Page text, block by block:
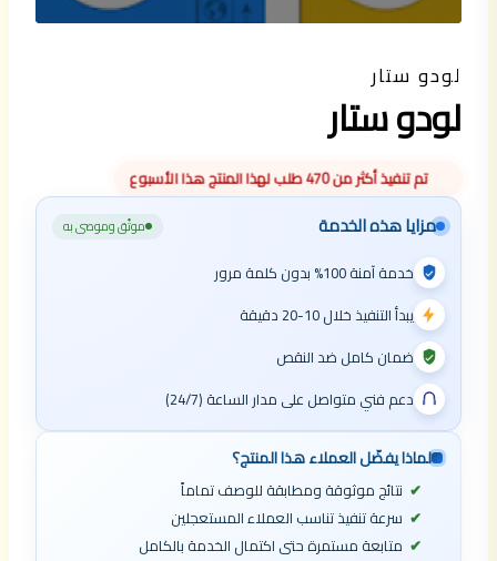
لودو ستار
لودو ستار
تم تنفيذ أكثر من 470 طلب لهذا المنتج هذا الأسبوع
مزايا هذه الخدمة موثّق وموصى به
خدمة آمنة 100% بدون كلمة مرور
يبدأ التنفيذ خلال 10-20 دقيقة
ضمان كامل ضد النقص
دعم فني متواصل على مدار الساعة (24/7)
لماذا يفضّل العملاء هذا المنتج؟
نتائج موثوقة ومطابقة للوصف تماماً
سرعة تنفيذ تناسب العملاء المستعجلين
متابعة مستمرة حتى اكتمال الخدمة بالكامل